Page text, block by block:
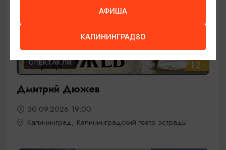
СПЕКТАКЛИ
Дмитрий Дюжев
30.09.2026 19:00
Калининград, Калининградский театр эстрады
АФИША
КАЛИНИНГРАД80